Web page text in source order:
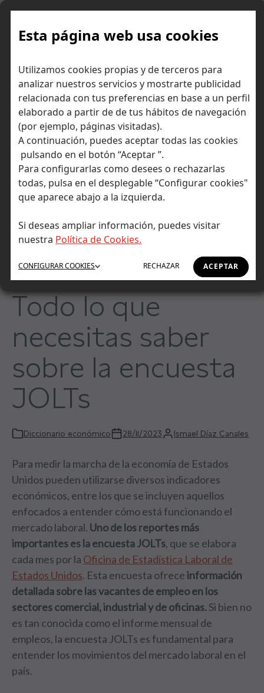
Esta página web usa cookies
Utilizamos cookies propias y de terceros para
analizar nuestros servicios y mostrarte publicidad
relacionada con tus preferencias en base a un perfil
elaborado a partir de de tus hábitos de navegación
(por ejemplo, páginas visitadas).
A continuación, puedes aceptar todas las cookies
pulsando en el botón “Aceptar ”.
Para configurarlas como desees o rechazarlas
todas, pulsa en el desplegable “Configurar cookies"
que aparece abajo a la izquierda.
Si deseas ampliar información, puedes visitar
nuestra Política de Cookies.
ACEPTAR
RECHAZAR
CONFIGURARCOOKIES
Skip
Inicio Diccionario económico
Todo lo que necesitas saber
sobre la encuesta JOLTs
Todo lo que
necesitas saber
sobre la encuesta
JOLTs
Diccionario económico 28/11/2023 Ismael Díaz Canales
Para medir la marcha de la economía de Estados
Unidos pueden utilizarse diversos indicadores
económicos, entre los que se incluyen aquellos
enfocados a entender cómo está funcionando el
mercado laboral. Uno de los reportes más
importantes es la encuesta JOLTs, que se elabora
cada mes por la Oficina de Estadística Laboral de
Estados Unidos. Esta encuesta ofreceinformación
detallada sobre las vacantes de empleo en los
sectores comercial, industrial y de oficinas.Si bien no
es tan conocida como el informe mensual de
empleos, la encuesta JOLTs es fundamental para
entender los movimientos del mercado laboral en el
país.